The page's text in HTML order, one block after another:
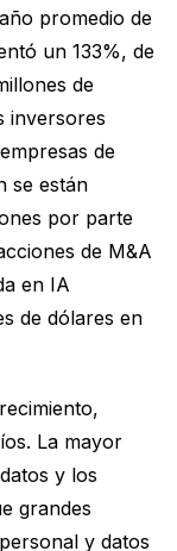
promedio de
un 133%, de
de
inversores
de
se están
por parte
de M&A
en IA
de dólares en
La mayor
y los
grandes
y datos